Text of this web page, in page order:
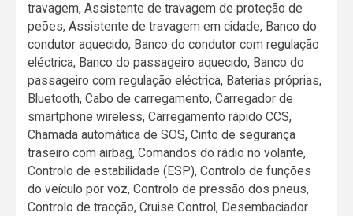
travagem, Assistente de travagem de proteção de
peões, Assistente de travagem em cidade, Banco do
condutor aquecido, Banco do condutor com regulação
eléctrica, Banco do passageiro aquecido, Banco do
passageiro com regulação eléctrica, Baterias próprias,
Bluetooth, Cabo de carregamento, Carregador de
smartphone wireless, Carregamento rápido CCS,
Chamada automática de SOS, Cinto de segurança
traseiro com airbag, Comandos do rádio no volante,
Controlo de estabilidade (ESP), Controlo de funções
do veículo por voz, Controlo de pressão dos pneus,
Controlo de tracção, Cruise Control, Desembaciador